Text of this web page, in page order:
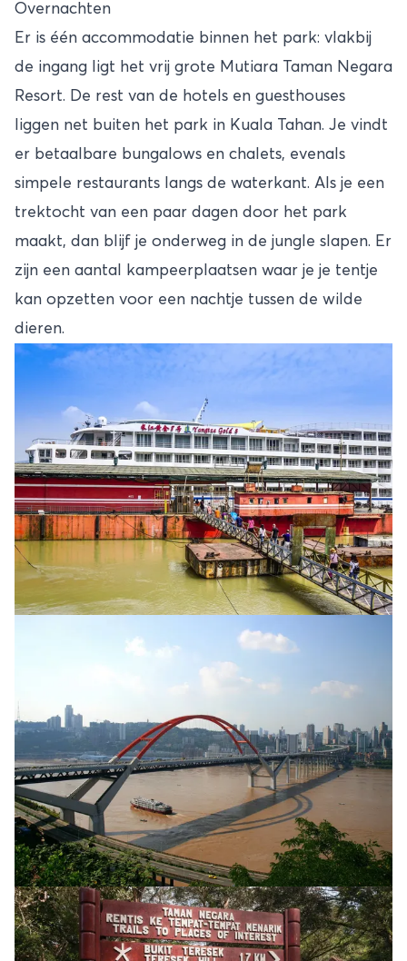
Overnachten
Er is één accommodatie binnen het park: vlakbij
de ingang ligt het vrij grote Mutiara Taman Negara
Resort. De rest van de hotels en guesthouses
liggen net buiten het park in Kuala Tahan. Je vindt
er betaalbare bungalows en chalets, evenals
simpele restaurants langs de waterkant. Als je een
trektocht van een paar dagen door het park
maakt, dan blijf je onderweg in de jungle slapen. Er
zijn een aantal kampeerplaatsen waar je je tentje
kan opzetten voor een nachtje tussen de wilde
dieren.